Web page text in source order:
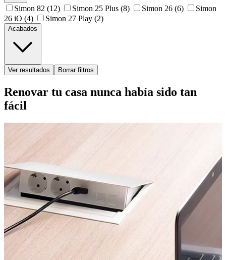
Simon 82 (12) Simon 25 Plus (8) Simon 26 (6)
Simon
26 iO (4) Simon 27 Play (2)
Acabados
Ver resultados Borrar filtros
Renovar tu casa nunca había sido tan
fácil